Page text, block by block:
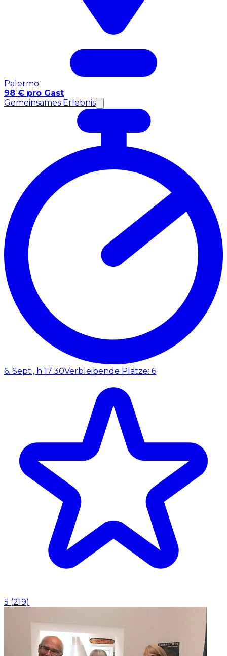
Palermo
98 € pro Gast
Gemeinsames Erlebnis
6. Sept., h 17:30Verbleibende Plätze: 6
5 (219)